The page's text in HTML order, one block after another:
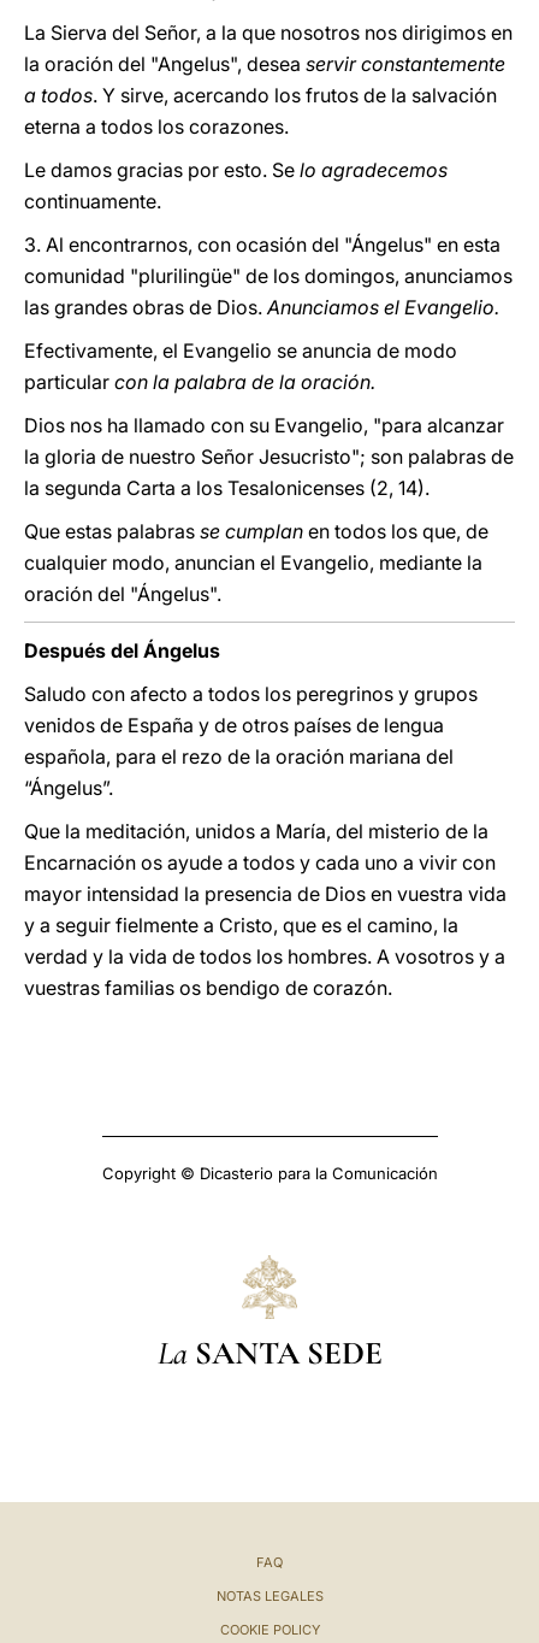
La Sierva del Señor, a la que nosotros nos dirigimos en
la oración del "Angelus", desea servir constantemente
a todos. Y sirve, acercando los frutos de la salvación
eterna a todos los corazones.
Le damos gracias por esto. Se lo agradecemos
continuamente.
3. Al encontrarnos, con ocasión del "Ángelus" en esta
comunidad "plurilingüe" de los domingos, anunciamos
las grandes obras de Dios.Anunciamos el Evangelio.
Efectivamente, el Evangelio se anuncia de modo
particular con la palabra de la oración.
Dios nos ha llamado con su Evangelio, "para alcanzar
la gloria de nuestro Señor Jesucristo"; son palabras de
la segunda Carta a los Tesalonicenses (2, 14).
Que estas palabras se cumplan en todos los que, de
cualquier modo, anuncian el Evangelio, mediante la
oración del "Ángelus".
Después del Ángelus
Saludo con afecto a todos los peregrinos y grupos
venidos de España y de otros países de lengua
española, para el rezo de la oración mariana del
“Ángelus”.
Que la meditación, unidos a María, del misterio de la
Encarnación os ayude a todos y cada uno a vivir con
mayor intensidad la presencia de Dios en vuestra vida
y a seguir fielmente a Cristo, que es el camino, la
verdad y la vida de todos los hombres. A vosotros y a
vuestras familias os bendigo de corazón.
Copyright © Dicasterio para la Comunicación
La SANTA SEDE
FAQ
NOTAS LEGALES
COOKIE POLICY